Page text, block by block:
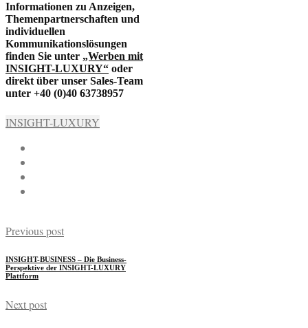
Informationen zu Anzeigen,
Themenpartnerschaften und
individuellen
Kommunikationslösungen
finden Sie unter „Werben mit
INSIGHT-LUXURY“ oder
direkt über unser Sales-Team
unter +40 (0)40 63738957
INSIGHT-LUXURY
Previous post
INSIGHT-BUSINESS – Die Business-
Perspektive der INSIGHT-LUXURY
Plattform
Next post